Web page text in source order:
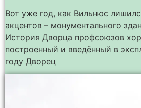
Вот уже год, как Вильнюс
акцентов – монументального
История Дворца профсоюзов
построенный и введённый в
году Дворец